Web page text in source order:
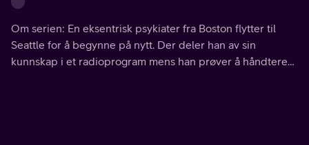
Om serien: En eksentrisk psykiater fra Boston flytter til
Seattle for å begynne på nytt. Der deler han av sin
kunnskap i et radioprogram mens han prøver å håndtere